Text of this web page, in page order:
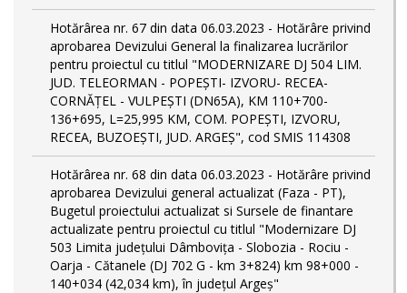
Hotărârea nr. 67 din data 06.03.2023 - Hotărâre privind
aprobarea Devizului General la finalizarea lucrărilor
pentru proiectul cu titlul "MODERNIZARE DJ 504 LIM.
JUD. TELEORMAN - POPEŞTI- IZVORU- RECEA-
CORNĂŢEL - VULPEŞTI (DN65A), KM 110+700-
136+695, L=25,995 KM, COM. POPEŞTI, IZVORU,
RECEA, BUZOEŞTI, JUD. ARGEŞ", cod SMIS 114308
Hotărârea nr. 68 din data 06.03.2023 - Hotărâre privind
aprobarea Devizului general actualizat (Faza - PT),
Bugetul proiectului actualizat si Sursele de finantare
actualizate pentru proiectul cu titlul "Modernizare DJ
503 Limita județului Dâmbovița - Slobozia - Rociu -
Oarja - Cătanele (DJ 702 G - km 3+824) km 98+000 -
140+034 (42,034 km), în județul Argeș"